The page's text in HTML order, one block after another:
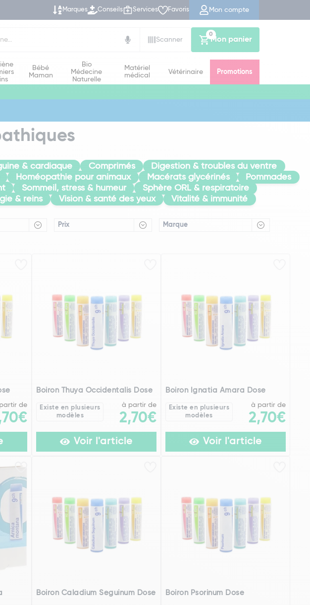
Marques Conseils Services Favoris Mon compte
Scanner
Mon panier
0
Bébé
Maman
Bio
Médecine
Naturelle
Matériel
médical
Vétérinaire Promotions
& cardiaque Comprimés
Digestion & troubles du ventre
Homéopathie pour animaux Macérats glycérinés
Pommades
Sommeil, stress & humeur
Sphère ORL & respiratoire
& reins Vision & santé des yeux Vitalité & immunité
Prix Marque
de
Boiron Thuya Occidentalis Dose
Existe en plusieurs
modèles
à partir de
2,70€
Voir l'article
Boiron Ignatia Amara Dose
Existe en plusieurs
modèles
à partir de
2,70€
Voir l'article
Boiron Caladium Seguinum Dose Boiron Psorinum Dose